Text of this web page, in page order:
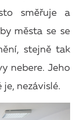
směřuje a
města se se
stejně tak
nebere. Jeho
nezávislé.